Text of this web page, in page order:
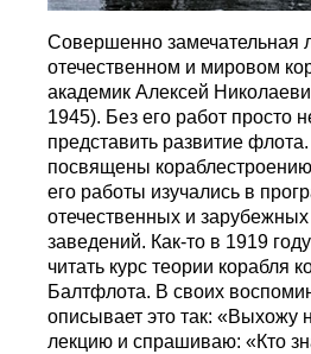
Совершенно замечательная
отечественном и мировом
академик Алексей
1945). Без его работ просто
представить развитие
посвящены
его работы изучались в
отечественных и
заведений. Как-то в 1919
читать курс теории корабля
Балтфлота. В своих
описывает это так: «Выхожу
лекцию и спрашиваю: «Кто